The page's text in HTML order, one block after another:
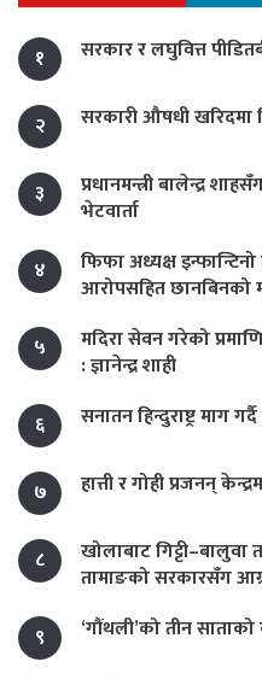
१ सरकार र लघुवित्त
२ सरकारी औषधी खरिदमा
३
प्रधानमन्त्री बालेन्द्र
भेटवार्ता
४
फिफा अध्यक्ष इन्फान्टिनो
आरोपसहित छानबिनको
५
मदिरा सेवन गरेको
: ज्ञानेन्द्र शाही
६
सनातन हिन्दुराष्ट्र माग
७ हात्ती र गोही प्रजनन्
८
खोलाबाट
तामाङको सरकारसँग
९
‘गौंथली’को तीन